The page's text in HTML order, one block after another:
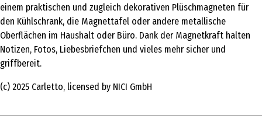
einem praktischen und zugleich dekorativen Plüschmagneten für
den Kühlschrank, die Magnettafel oder andere metallische
Oberflächen im Haushalt oder Büro. Dank der Magnetkraft halten
Notizen, Fotos, Liebesbriefchen und vieles mehr sicher und
griffbereit.
(c) 2025 Carletto, licensed by NICI GmbH